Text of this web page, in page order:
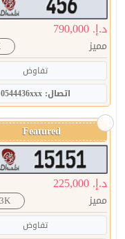
د.إ. 790,000
مميز
تفاوض
اتصال: 0544436xxx
Featured
د.إ. 225,000
مميز
تفاوض